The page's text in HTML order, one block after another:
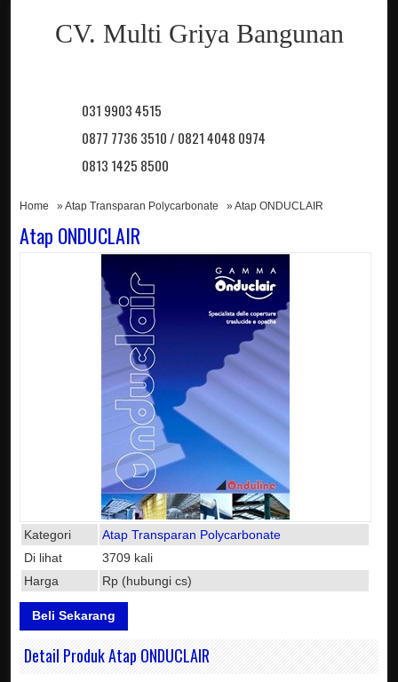
CV. Multi Griya Bangunan
031 9903 4515
0877 7736 3510 / 0821 4048 0974
0813 1425 8500
Home »Atap Transparan Polycarbonate » Atap ONDUCLAIR
Atap ONDUCLAIR
Kategori
Atap Transparan Polycarbonate
Di lihat
3709 kali
Harga
Rp (hubungi cs)
Beli Sekarang
Detail Produk Atap ONDUCLAIR